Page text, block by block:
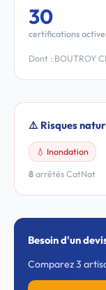
30
certifications
Dont : BOUTROY
⚠️ Risques
💧 Inondation
8 arrêtés CatNat
Besoin d'un
Comparez 3